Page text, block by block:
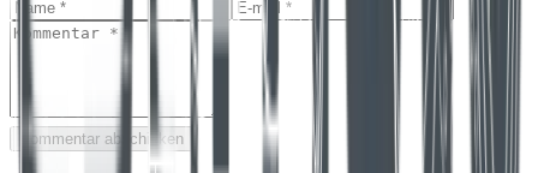
Kommentar abschicken